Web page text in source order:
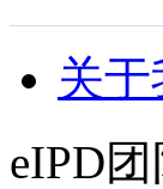
关于
eIPD